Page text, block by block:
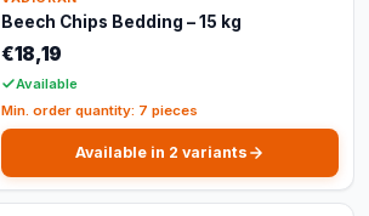
Beech Chips Bedding – 15 kg
€18,19
Available
Min. order quantity: 7 pieces
Available in 2 variants